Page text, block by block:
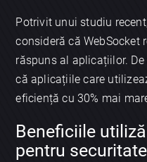
Potrivit unui studiu
consideră că
răspuns al aplicațiilor.
că aplicațiile care
eficiență cu 30% mai
Beneficiile
pentru securitate